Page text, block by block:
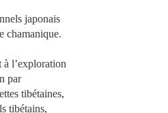
japonais
chamanique.
l’exploration
par
tibétaines,
tibétains,